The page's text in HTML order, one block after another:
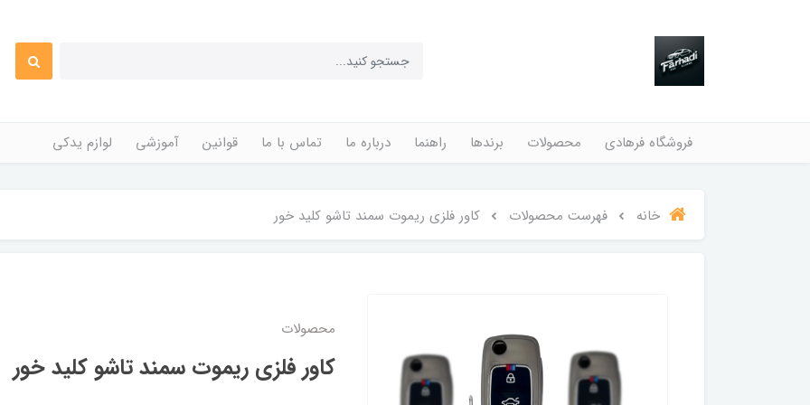
فروشگاه فرهادی محصولات برندها راهنما درباره ما تماس با ما قوانین آموزشی لوازم یدکی
خانه فهرست محصولات کاور فلزی ریموت سمند تاشو کلید خور
محصولات
کاور فلزی ریموت سمند تاشو کلید خور